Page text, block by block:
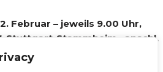
Februar – jeweils 9.00 Uhr,
Stuttgart-Stammheim, anschl.